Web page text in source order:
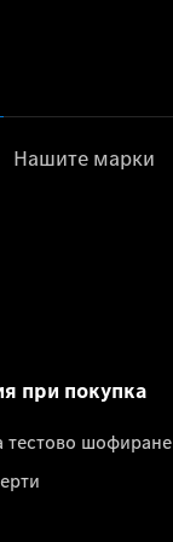
Нашите марки
при покупка
тестово шофиране